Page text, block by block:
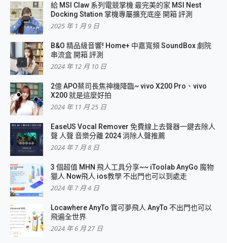
給 MSI Claw 系列電競掌機 最完美的家 MSI Nest
Docking Station 掌機專屬擴充底座 開箱 評測
2025 年 1 月 9 日
B&O 精品級音響! Home+ 中嘉寬頻 SoundBox 劇院
串流盒 開箱 評測
2024 年 12 月 10 日
2億 APO蔡司長焦神機降臨~ vivo X200 Pro、vivo
X200 就是這麼好拍
2024 年 11 月 25 日
EaseUS Vocal Remover 免費線上去聲器一鍵去除人
聲 人聲 音樂分離 2024 消除人聲推薦
2024 年 7 月 8 日
3 個超值 MHN 飛人工具分享~~ iToolab AnyGo 魔物
獵人 Now飛人 ios教學 不出門也可以到處走
2024 年 7 月 4 日
Locawhere AnyTo 寶可夢飛人 AnyTo 不出門也可以
飛遍全世界
2024 年 6 月 27 日